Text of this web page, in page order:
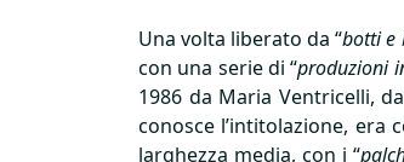
Una volta liberato da “botti e
con una serie di “produzioni
1986 da Maria Ventricelli,
conosce l’intitolazione, era
larghezza media, con i “